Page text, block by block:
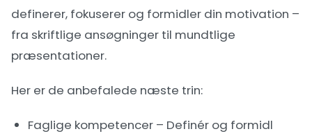
definerer, fokuserer og formidler din motivation –
fra skriftlige ansøgninger til mundtlige
præsentationer.
Her er de anbefalede næste trin:
Faglige kompetencer – Definér og formidl